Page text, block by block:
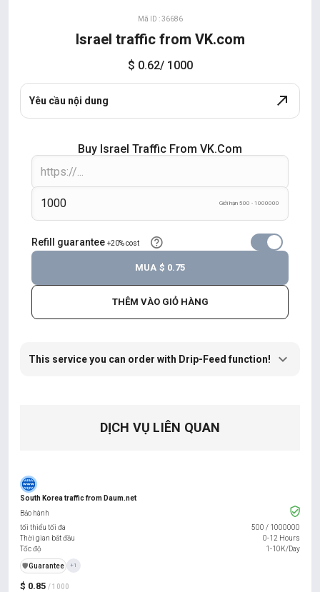
Mã ID : 36686
Israel traffic from VK.com
$ 0.62/ 1000
Yêu cầu nội dung
Buy Israel Traffic From VK.com
Giới hạn 500 - 1000000
Refill guarantee +20% cost
THÊM VÀO GIỎ HÀNG
MUA $ 0.75
This service you can order with Drip-Feed function!
DỊCH VỤ LIÊN QUAN
South Korea traffic from Daum.net
$ 0.85 / 1000
Bảo hành
tối thiểu tối đa
500 / 1000000
Thời gian bắt đầu
0-12 Hours
Tốc độ
1-10K/Day
️🛡️Guarantee +1